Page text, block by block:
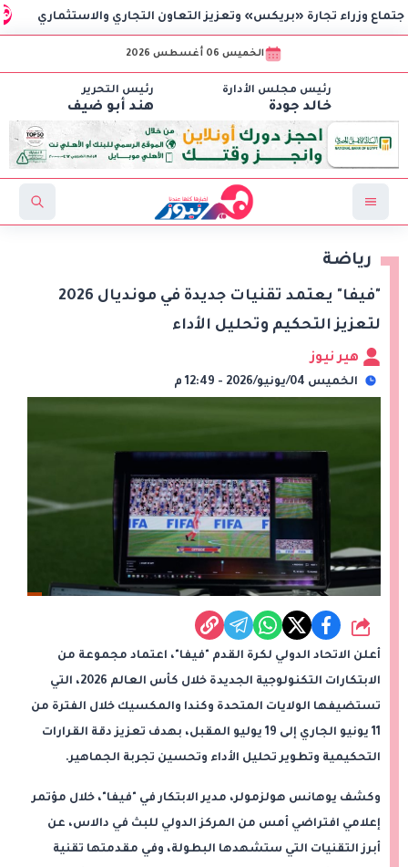
تجارة «بريكس» وتعزيز التعاون التجاري والاستثماري
الخميس 06 أغسطس 2026
رئيس مجلس الأدارة
خالد جودة
رئيس التحرير
هند أبو ضيف
رياضة
"فيفا" يعتمد تقنيات جديدة في مونديال 2026
لتعزيز التحكيم وتحليل الأداء
هير نيوز
الخميس 04/يونيو/2026 - 12:49 م
شارك
أعلن الاتحاد الدولي لكرة القدم "فيفا"، اعتماد مجموعة من
الابتكارات التكنولوجية الجديدة خلال كأس العالم 2026، التي
تستضيفها الولايات المتحدة وكندا والمكسيك خلال الفترة من
11 يونيو الجاري إلى 19 يوليو المقبل، بهدف تعزيز دقة القرارات
التحكيمية وتطوير تحليل الأداء وتحسين تجربة الجماهير.
وكشف يوهانس هولزمولر، مدير الابتكار في "فيفا"، خلال مؤتمر
إعلامي افتراضي أمس من المركز الدولي للبث في دالاس، عن
أبرز التقنيات التي ستشهدها البطولة، وفي مقدمتها تقنية